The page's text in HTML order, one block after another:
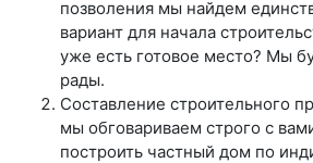
позволения мы найдем
вариант для начала
уже есть готовое место? Мы
рады.
Составление строительного
мы обговариваем строго с
построить частный дом по